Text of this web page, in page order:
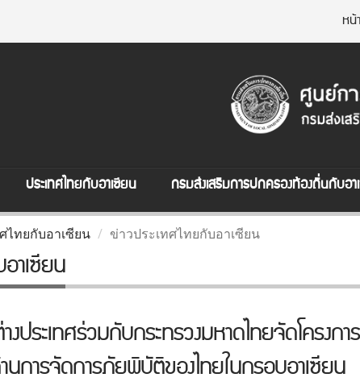
หน้
ประเทศไทยกับอาเซียน กรมส่งเสริมการปกครองท้องถิ่นกับอา
ไทยกับอาเซียน ข่าวประเทศไทยกับอาเซียน
าเซียน
งประเทศร่วมกับกระทรวงมหาดไทยจัดโครงกา
นการจัดการภัยพิบัติของไทยในกรอบอาเซียน